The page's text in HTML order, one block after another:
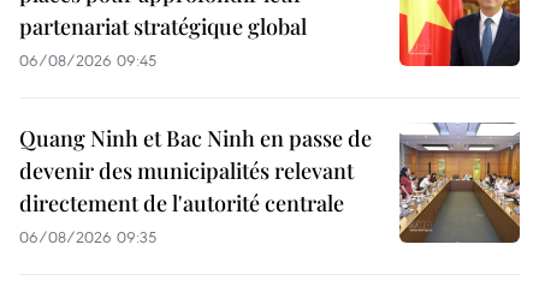
partenariat stratégique global
06/08/2026 09:45
Quang Ninh et Bac Ninh en passe de
devenir des municipalités relevant
directement de l'autorité centrale
06/08/2026 09:35